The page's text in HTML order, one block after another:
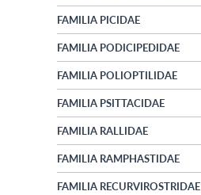
FAMILIA PICIDAE
FAMILIA PODICIPEDIDAE
FAMILIA POLIOPTILIDAE
FAMILIA PSITTACIDAE
FAMILIA RALLIDAE
FAMILIA RAMPHASTIDAE
FAMILIA RECURVIROSTRIDAE